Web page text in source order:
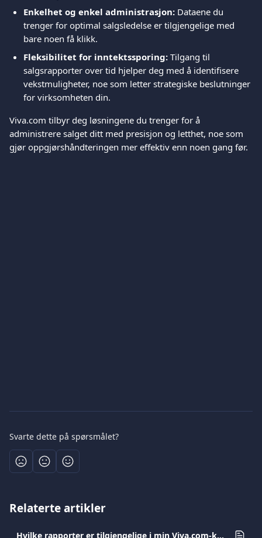
Enkelhet og enkel administrasjon: Dataene du
trenger for optimal salgsledelse er tilgjengelige med
bare noen få klikk.
Fleksibilitet for inntektssporing: Tilgang til
salgsrapporter over tid hjelper deg med å identifisere
vekstmuligheter, noe som letter strategiske beslutninger
for virksomheten din.
Viva.com tilbyr deg løsningene du trenger for å
administrere salget ditt med presisjon og letthet, noe som
gjør oppgjørshåndteringen mer effektiv enn noen gang før.
Svarte dette på spørsmålet?
Relaterte artikler
Hvilke rapporter er tilgjengelige i min Viva.com-konto?